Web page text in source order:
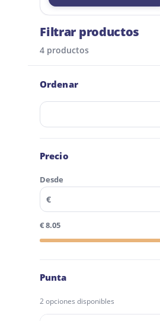
Filtrar productos
4 productos
Ordenar
Ordenar:
Precio
Desde
€
€ 8.05
Punta
2 opciones disponibles